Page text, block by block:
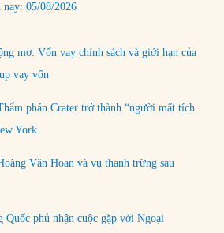
05/08/2026
mơ: Vốn vay chính sách và giới hạn của
vay vốn
phán Crater trở thành “người mất tích
York
Văn Hoan và vụ thanh trừng sau
Quốc phủ nhận cuộc gặp với Ngoại